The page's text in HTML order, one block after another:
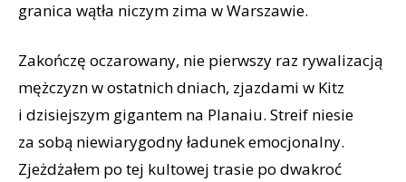
granica wątła niczym zima w Warszawie.
Zakończę oczarowany, nie pierwszy raz rywalizacją
mężczyzn w ostatnich dniach, zjazdami w Kitz
i dzisiejszym gigantem na Planaiu. Streif niesie
za sobą niewiarygodny ładunek emocjonalny.
Zjeżdżałem po tej kultowej trasie po dwakroć